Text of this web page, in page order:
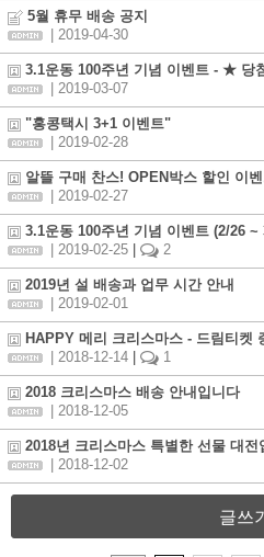
5월 휴무 배송 공지
| 2019-04-30
3.1운동 100주년 기념 이벤트 - ★ 당
| 2019-03-07
"홍콩택시 3+1 이벤트"
| 2019-02-28
알뜰 구매 찬스! OPEN박스 할인 이
| 2019-02-27
3.1운동 100주년 기념 이벤트 (2/26 ~
| 2019-02-25
2
2019년 설 배송과 업무 시간 안내
| 2019-02-01
HAPPY 메리 크리스마스 - 드림티켓
| 2018-12-14
1
2018 크리스마스 배송 안내입니다
| 2018-12-05
2018년 크리스마스 특별한 선물 대전
| 2018-12-02
글쓰기